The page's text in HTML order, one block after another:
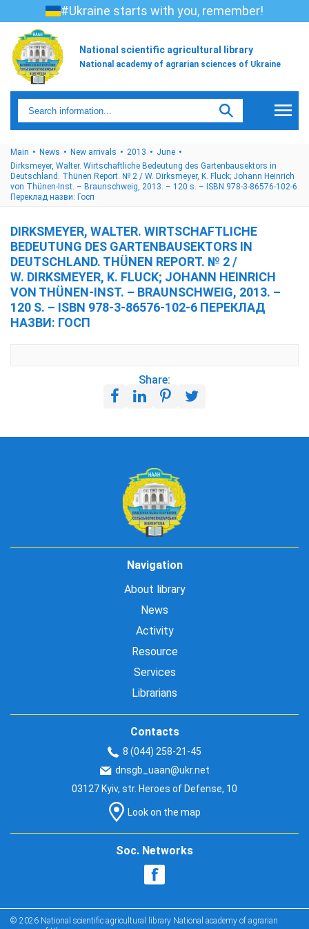
#Ukraine starts with you, remember!
National scientific agricultural library
National academy of agrarian sciences of Ukraine
Main News New arrivals 2013
June
Dirksmeyer, Walter. Wirtschaftliche Bedeutung des Gartenbausektors in
Deutschland. Thünen Report. № 2 / W. Dirksmeyer, K. Fluck; Johann Heinrich
von Thünen-Inst. – Braunschweig, 2013. – 120 s. – ISBN 978-3-86576-102-6
Переклад назви: Госп
DIRKSMEYER, WALTER. WIRTSCHAFTLICHE
BEDEUTUNG DES GARTENBAUSEKTORS IN
DEUTSCHLAND. THÜNEN REPORT. № 2 /
W. DIRKSMEYER, K. FLUCK; JOHANN HEINRICH
VON THÜNEN-INST. – BRAUNSCHWEIG, 2013. –
120 S. – ISBN 978-3-86576-102-6 ПЕРЕКЛАД
НАЗВИ: ГОСП
Share:
Navigation
About library
News
Activity
Resource
Services
Librarians
Contacts
8 (044) 258-21-45
dnsgb_uaan@ukr.net
03127 Kyiv, str. Heroes of Defense, 10
Look on the map
Soc. Networks
© 2026 National scientific agricultural library National academy of agrarian